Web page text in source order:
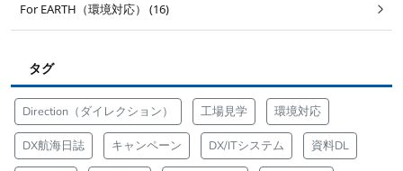
For EARTH（環境対応） (16)
タグ
Direction（ダイレクション） 工場見学 環境対応
DX航海日誌 キャンペーン DX/ITシステム 資料DL